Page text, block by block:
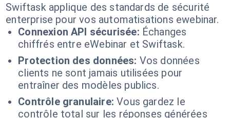
Swiftask applique des standards de sécurité
enterprise pour vos automatisations ewebinar.
Connexion API sécurisée: Échanges
chiffrés entre eWebinar et Swiftask.
Protection des données: Vos données
clients ne sont jamais utilisées pour
entraîner des modèles publics.
Contrôle granulaire: Vous gardez le
contrôle total sur les réponses générées